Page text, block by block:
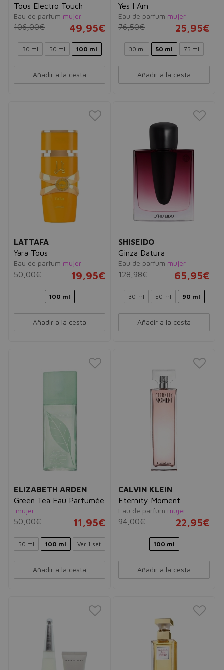
Tous Electro Touch
Eau de parfum mujer
106,00€ 49,95€
30 ml 50 ml 100 ml
Añadir a la cesta
Yes I Am
Eau de parfum mujer
76,50€ 25,95€
30 ml 50 ml 75 ml
Añadir a la cesta
LATTAFA
Yara Tous
Eau de parfum mujer
50,00€ 19,95€
100 ml
Añadir a la cesta
SHISEIDO
Ginza Datura
Eau de parfum mujer
128,98€ 65,95€
30 ml 50 ml 90 ml
Añadir a la cesta
ELIZABETH ARDEN
Green Tea Eau Parfumée
mujer
50,00€ 11,95€
50 ml 100 ml Ver 1 set
Añadir a la cesta
CALVIN KLEIN
Eternity Moment
Eau de parfum mujer
94,00€ 22,95€
100 ml
Añadir a la cesta